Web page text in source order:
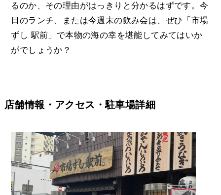
るのか、その理由がはっきりと分かるはずです。今
日のランチ、または今週末の飲み会は、ぜひ「市場
ずし 駅前」で本物の海の幸を堪能してみてはいか
がでしょうか？
店舗情報・アクセス・駐車場詳細